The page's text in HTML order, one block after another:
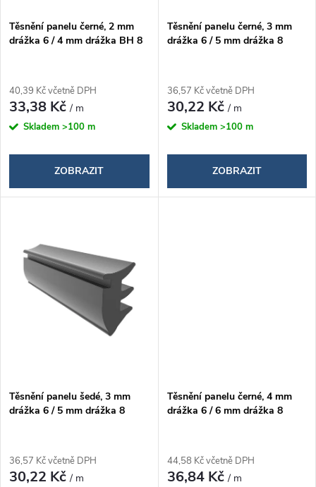
r
d
u
k
ů
p
r
o
d
u
k
ů
Těsnění panelu černé, 2 mm
drážka 6 / 4 mm drážka BH 8
40,39 Kč včetně DPH
33,38 Kč/ m
Skladem >100 m
ZOBRAZIT
Těsnění panelu černé, 3 mm
drážka 6 / 5 mm drážka 8
36,57 Kč včetně DPH
30,22 Kč/ m
Skladem >100 m
ZOBRAZIT
Těsnění panelu šedé, 3 mm
drážka 6 / 5 mm drážka 8
36,57 Kč včetně DPH
30,22 Kč/ m
Těsnění panelu černé, 4 mm
drážka 6 / 6 mm drážka 8
44,58 Kč včetně DPH
36,84 Kč/ m